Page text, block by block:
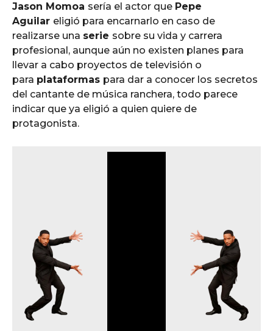
o
Jason Momoa sería el actor que Pepe
Aguilar eligió para encarnarlo en caso de
realizarse una serie sobre su vida y carrera
profesional, aunque aún no existen planes para
llevar a cabo proyectos de televisión o
para plataformas para dar a conocer los secretos
del cantante de música ranchera, todo parece
indicar que ya eligió a quien quiere de
protagonista.